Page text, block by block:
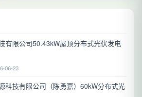
有限公司50.43kW屋顶分布式光伏发电
06-23
科技有限公司（陈勇嘉）60kW分布式光